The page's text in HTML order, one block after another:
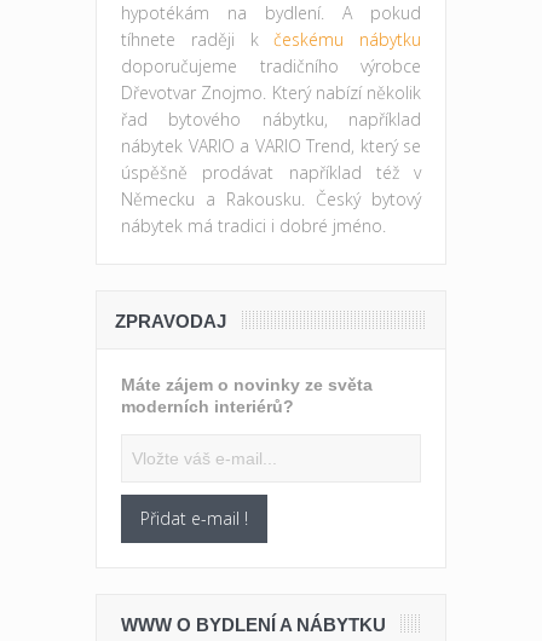
hypotékám na bydlení. A pokud
tíhnete raději kčeskému nábytku
doporučujeme tradičního výrobce
Dřevotvar Znojmo. Který nabízí několik
řad bytového nábytku, například
nábytek VARIO a VARIO Trend, který se
úspěšně prodávat například též v
Německu a Rakousku. Český bytový
nábytek má tradici i dobré jméno.
ZPRAVODAJ
Máte zájem o novinky ze světa
moderních interiérů?
Přidat e-mail !
WWW O BYDLENÍ A NÁBYTKU